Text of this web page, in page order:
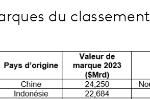
du classement